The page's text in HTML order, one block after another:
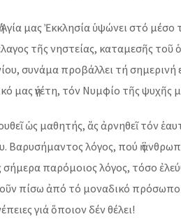
μας Ἐκκλησία ὑψώνει στό
τῆς νηστείας, καταμεσῆς
συνάμα προβάλλει τή
μας ἡγέτη, τόν Νυμφίο τῆς ψυχῆς
ὡς μαθητής, ἄς ἀρνηθεῖ τόν
Βαρυσήμαντος λόγος, πού ἡ
παρόμοιος λόγος, τόσο
πίσω ἀπό τό μοναδικό
γιά ὅποιον δέν θέλει!